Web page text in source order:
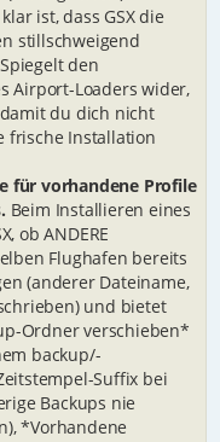
ist, dass GSX die
stillschweigend
den
Airport-Loaders wider,
du dich nicht
frische Installation
für vorhandene Profile
Beim Installieren eines
ob ANDERE
Flughafen bereits
(anderer Dateiname,
und bietet
Ordner verschieben*
backup/-
Suffix bei
Backups nie
*Vorhandene